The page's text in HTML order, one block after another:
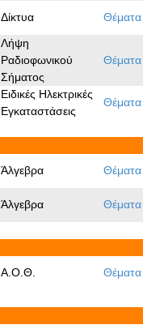
Δίκτυα Θέματα
Λήψη
Ραδιοφωνικού
Σήματος
Θέματα
Ειδικές Ηλεκτρικές
Εγκαταστάσεις
Θέματα
Άλγεβρα Θέματα
Άλγεβρα Θέματα
Α.Ο.Θ. Θέματα